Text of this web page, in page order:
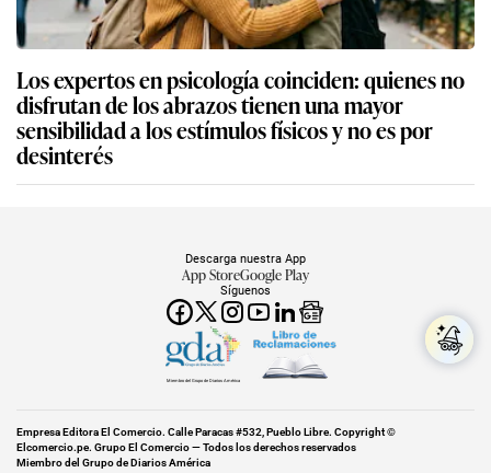
Síguenos
Descarga nuestra App
App Store Google Play
Empresa Editora El Comercio. Calle Paracas #532, Pueblo Libre. Copyright ©
Elcomercio.pe. Grupo El Comercio — Todos los derechos reservados
Subir